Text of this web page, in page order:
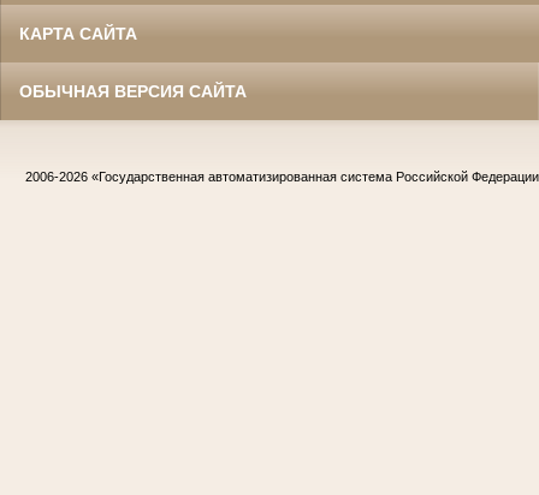
КАРТА САЙТА
ОБЫЧНАЯ ВЕРСИЯ САЙТА
2006-2026 «Государственная автоматизированная система Российской